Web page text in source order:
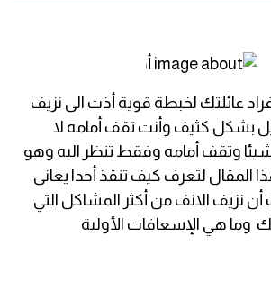
عائلتك لخبطة قوية أذت الى نزيف
بشكل كثيف وأنت تقف أمامه لا
وتقف أمامه وفقط تنظر اليه وهو
المقال لتعرف كيف تنقذ أحدا يعانى
نزيف الانف من أكثر المشاكل التي
هي الإسعافات الأولية